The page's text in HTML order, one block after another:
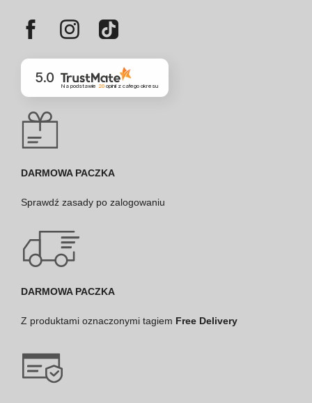
5.0
Na podstawie 20opinii z całego okresu
DARMOWA PACZKA
Sprawdź zasady po zalogowaniu
DARMOWA PACZKA
Z produktami oznaczonymi tagiem Free Delivery